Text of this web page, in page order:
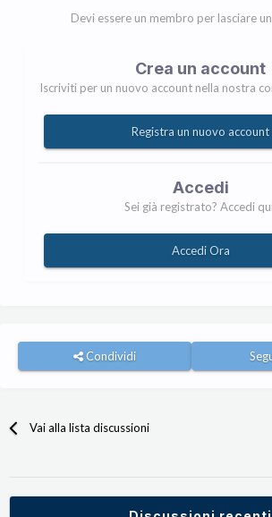
Devi essere un membro per lasciare
Crea un account
Iscriviti per un nuovo account nella nostra
Registra un nuovo account
Accedi
Sei già registrato? Accedi
Accedi Ora
Condividi
Vai alla lista discussioni